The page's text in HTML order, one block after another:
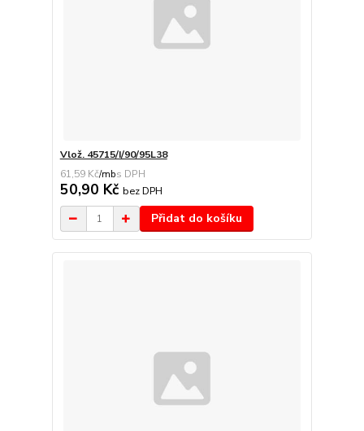
Vlož. 45715/I/90/95L38
61,59 Kč/mb
50,90 Kč bez DPH
Přidat do košíku